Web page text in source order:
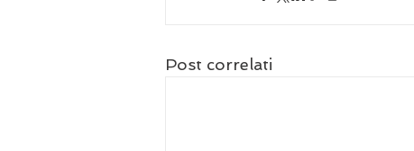
Post correlati